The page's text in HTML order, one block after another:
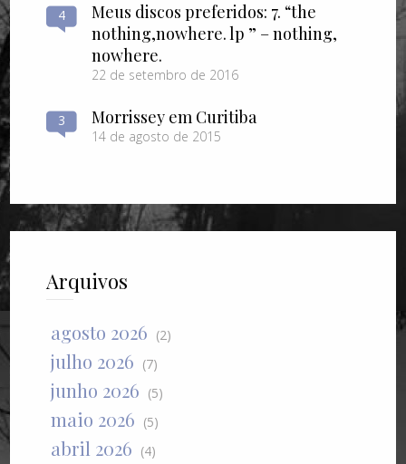
4
Meus discos preferidos: 7. “the
nothing​,​nowhere. lp ” – nothing​,​
nowhere.
22 de setembro de 2016
3 Morrissey em Curitiba
14 de agosto de 2015
Arquivos
agosto 2026 (2)
julho 2026 (7)
junho 2026 (5)
maio 2026 (5)
abril 2026 (4)